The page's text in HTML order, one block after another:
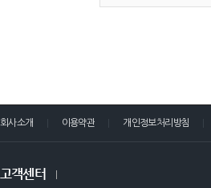
회사소개 이용약관 개인정보처리방침
고객센터